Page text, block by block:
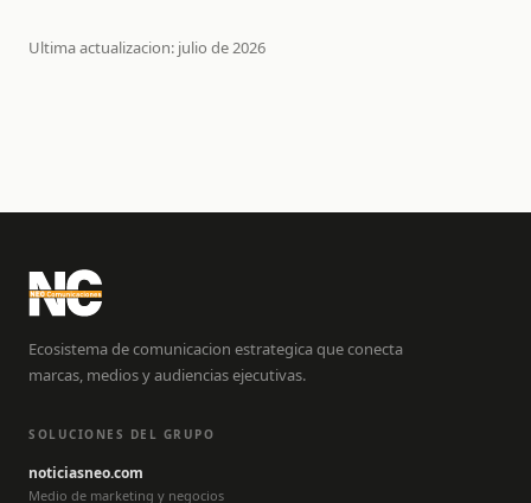
Ultima actualizacion: julio de 2026
Ecosistema de comunicacion estrategica que conecta
marcas, medios y audiencias ejecutivas.
SOLUCIONES DEL GRUPO
noticiasneo.com
Medio de marketing y negocios